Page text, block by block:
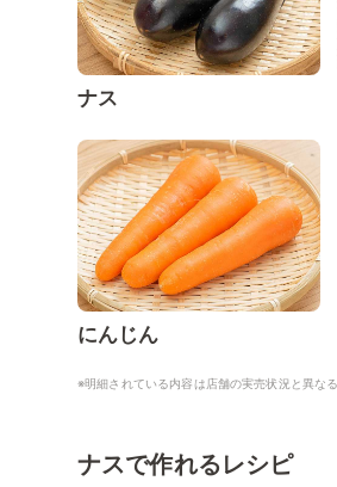
ナス
にんじん
※明細されている内容は店舗の実売状況と異な
ナスで作れるレシピ